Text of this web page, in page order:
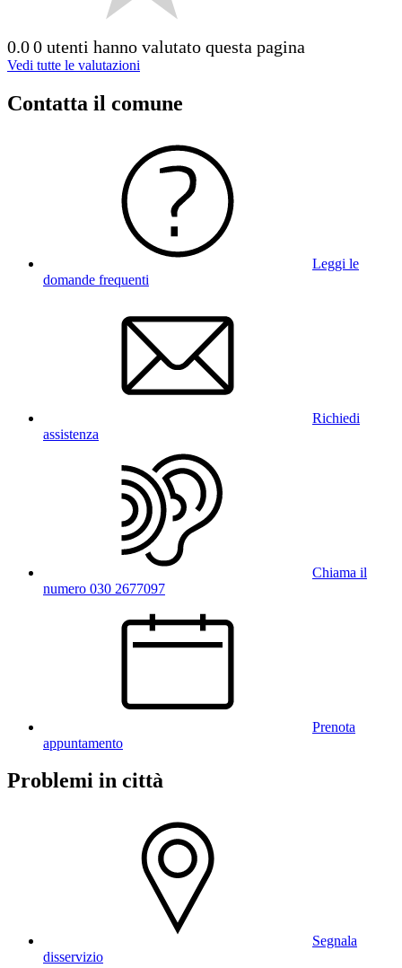
0.00 utenti hanno valutato questa pagina
Vedi tutte le valutazioni
Contatta il comune
Leggi le
domande frequenti
Richiedi
assistenza
Chiama il
numero 030 2677097
Prenota
appuntamento
Problemi in città
Segnala
disservizio